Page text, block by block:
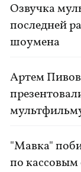
Озвучка
последней
шоумена
Артем
"Мавка"
по